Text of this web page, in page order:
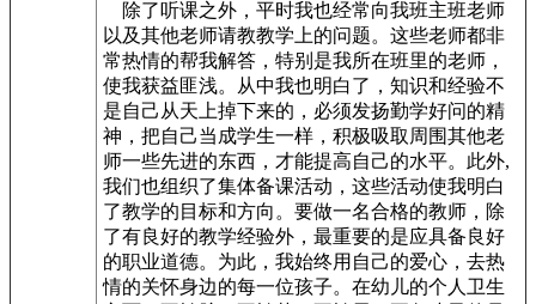
除了听课之外，平时我也经常向我班主班老师
以及其他老师请教教学上的问题。这些老师都非
常热情的帮我解答，特别是我所在班里的老师，
使我获益匪浅。从中我也明白了，知识和经验不
是自己从天上掉下来的，必须发扬勤学好问的精
神，把自己当成学生一样，积极吸取周围其他老
师一些先进的东西，才能提高自己的水平。此外,
我们也组织了集体备课活动，这些活动使我明白
了教学的目标和方向。要做一名合格的教师，除
了有良好的教学经验外，最重要的是应具备良好
的职业道德。为此，我始终用自己的爱心，去热
情的关怀身边的每一位孩子。在幼儿的个人卫生